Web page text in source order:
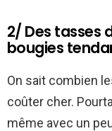
2/ Des tasses
bougies
On sait combien
coûter cher.
même avec un